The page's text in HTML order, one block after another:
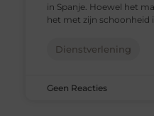
in Spanje. Hoewel het
het met zijn schoonheid
Dienstverlening
Geen Reacties